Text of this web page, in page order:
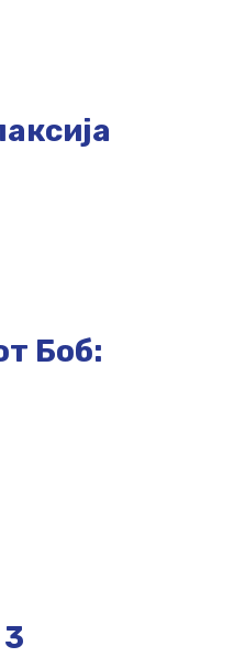
Боб: